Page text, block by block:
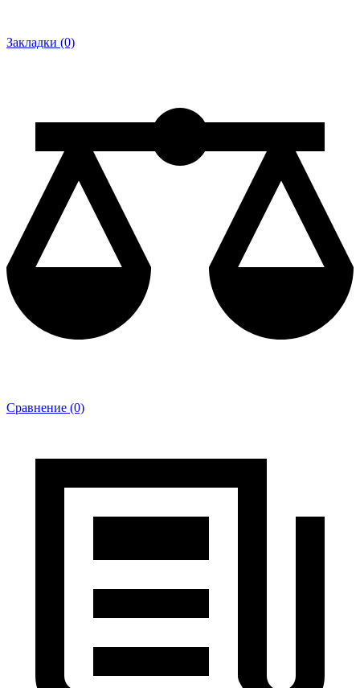
Закладки (0)
Сравнение (0)